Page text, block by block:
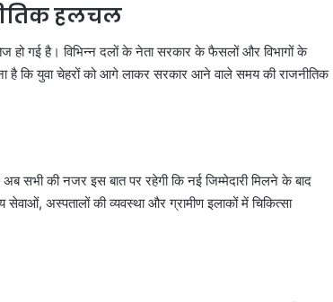
हलचल
हो गई है। विभिन्न दलों के नेता सरकार के फैसलों और विभागों के
है कि युवा चेहरों को आगे लाकर सरकार आने वाले समय की राजनीतिक
सभी की नजर इस बात पर रहेगी कि नई जिम्मेदारी मिलने के बाद
अस्पतालों की व्यवस्था और ग्रामीण इलाकों में चिकित्सा